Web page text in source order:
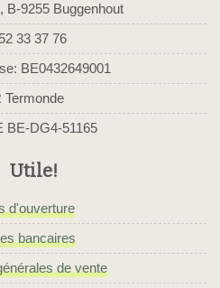
B-9255 Buggenhout
33 37 76
BE0432649001
Termonde
BE-DG4-51165
Utile!
d'ouverture
bancaires
de vente